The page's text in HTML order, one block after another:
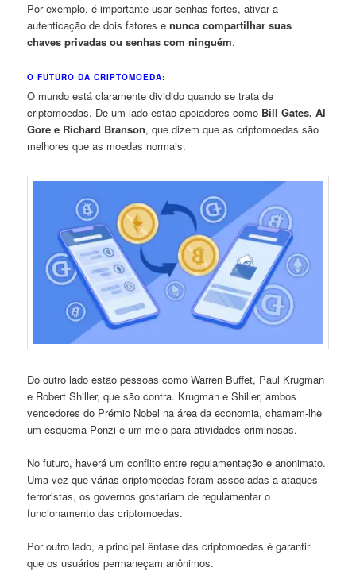
Por exemplo, é importante usar senhas fortes, ativar a
autenticação de dois fatores enunca compartilhar suas
chaves privadas ou senhas com ninguém.
O FUTURO DA CRIPTOMOEDA:
O mundo está claramente dividido quando se trata de
criptomoedas. De um lado estão apoiadores como Bill Gates, Al
Gore e Richard Branson, que dizem que as criptomoedas são
melhores que as moedas normais.
Do outro lado estão pessoas como Warren Buffet, Paul Krugman
e Robert Shiller, que são contra. Krugman e Shiller, ambos
vencedores do Prémio Nobel na área da economia, chamam-lhe
um esquema Ponzi e um meio para atividades criminosas.
No futuro, haverá um conflito entre regulamentação e anonimato.
Uma vez que várias criptomoedas foram associadas a ataques
terroristas, os governos gostariam de regulamentar o
funcionamento das criptomoedas.
Por outro lado, a principal ênfase das criptomoedas é garantir
que os usuários permaneçam anônimos.